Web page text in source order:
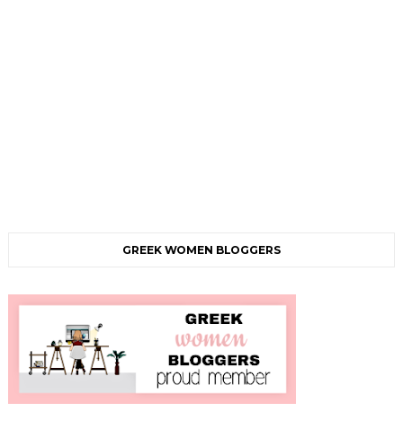
GREEK WOMEN BLOGGERS